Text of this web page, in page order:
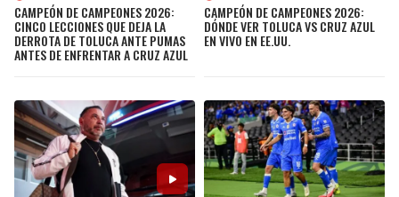
CAMPEÓN DE CAMPEONES 2026:
CINCO LECCIONES QUE DEJA LA
DERROTA DE TOLUCA ANTE PUMAS
ANTES DE ENFRENTAR A CRUZ AZUL
CAMPEÓN DE CAMPEONES 2026:
DÓNDE VER TOLUCA VS CRUZ AZUL
EN VIVO EN EE.UU.